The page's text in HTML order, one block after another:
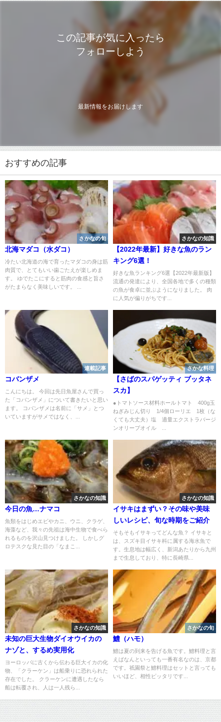
この記事が気に入ったら
フォローしよう
最新情報をお届けします
おすすめの記事
さかなの旬
北海マダコ（水ダコ）
冷たい北海道の海で育ったマダコの身は筋
肉質で、とてもいい歯ごたえが楽しめま
す。 ゆでたこにすると筋肉の食感と旨さ
がたまらなく美味しいです。 ...
さかなの知識
【2022年最新】好きな魚のラン
キング6選！
好きな魚ランキング6選【2022年最新版】
流通の発達により、全国各地で多くの種類
の魚が食卓に並ぶようになりました。 肉
に人気が偏りがちです...
連載記事
コバンザメ
こんにちは。 今回は先日魚屋さんで買っ
た「コバンザメ」について書きたいと思い
ます。 コバンザメは名前に「サメ」とつ
いていますがサメではなく、...
さかな料理
【さばのスパゲッティ ブッタネ
スカ】
●トマトソース材料ホールトマト 400g玉
ねぎみじん切り 1/4個ローリエ 1枚（な
くても大丈夫）塩 適量エクストラバージ
ンオリーブオイル ...
さかなの知識
今日の魚…ナマコ
魚類をはじめエビやカニ、ウニ、クラゲ、
海藻など、我々の先祖は海中生物で食べら
れるものを沢山見つけました。 しかしグ
ロテスクな見た目の「なまこ...
さかなの知識
イサキはまずい？その味や美味
しいレシピ、旬な時期をご紹介
そもそもイサキってどんな魚？ イサキと
は、スズキ目イサキ科に属する海水魚で
す。生息地は幅広く、新潟あたりから九州
まで生息しており、特に長崎県...
さかなの知識
未知の巨大生物ダイオウイカの
ナゾと、するめ実用化
ヨーロッパに古くから伝わる巨大イカの化
物、「クラーケン」は船乗りに恐れられた
存在でした。 クラーケンに遭遇したなら
船は転覆され、人は一人残ら...
さかなの旬
鱧（ハモ）
鱧は夏の到来を告げる魚です。鱧料理と言
えばなんといっても一番有名なのは、京都
です。祇園祭と鱧料理はセットと言っても
いいほど、相性ピッタリです...